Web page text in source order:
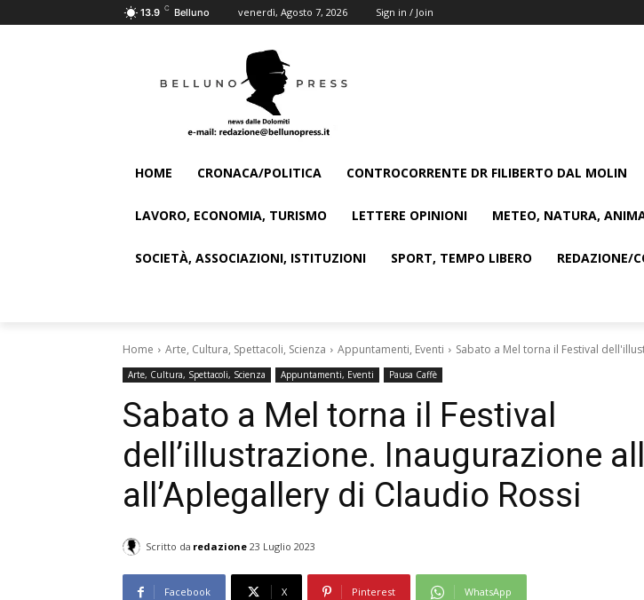
13.9 C Belluno venerdì, Agosto 7, 2026 Sign in / Join
HOME CRONACA/POLITICA CONTROCORRENTE DR FILIBERTO DAL MOLIN
LAVORO, ECONOMIA, TURISMO LETTERE OPINIONI METEO, NATURA,
SOCIETÀ, ASSOCIAZIONI, ISTITUZIONI SPORT, TEMPO LIBERO REDAZIONE/
Home Arte, Cultura, Spettacoli, Scienza Appuntamenti, Eventi Sabato a Mel torna il Festival
Arte, Cultura, Spettacoli, Scienza Appuntamenti, Eventi Pausa Caffè
Sabato a Mel torna il Festival
dell’illustrazione. Inaugurazione
all’Aplegallery di Claudio Rossi
Scritto da redazione 23 Luglio 2023
Facebook X Pinterest WhatsApp